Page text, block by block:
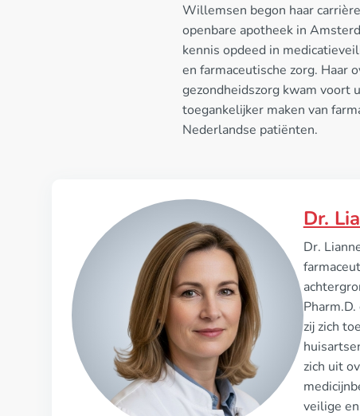
Willemsen begon haar
openbare apotheek in
kennis opdeed in
en farmaceutische zorg. Haar
gezondheidszorg kwam voort
toegankelijker maken van
Nederlandse patiënten.
Dr.
Dr.
zij zich
zich uit
veilige